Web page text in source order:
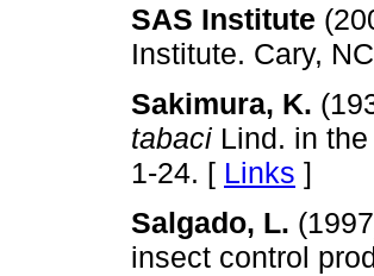
SAS Institute
Institute. Cary,
Sakimura, K.
tabaci Lind. in
1-24. [ Links ]
Salgado, L.
insect control